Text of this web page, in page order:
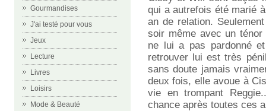
Gourmandises
J'ai testé pour vous
Jeux
Lecture
Livres
Loisirs
Mode & Beauté
qui a autrefois été marié
an de relation.
soir même avec un
ne lui a pas pardonné
retrouver lui est très
sans doute jamais
deux fois, elle avoue à
vie en trompant
chance après toutes ces